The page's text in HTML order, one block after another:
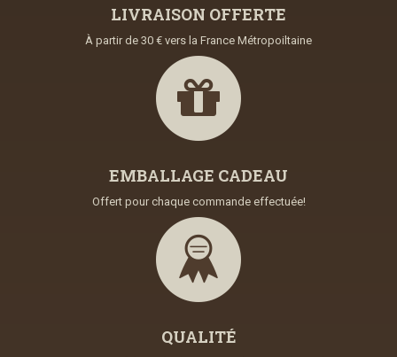
LIVRAISON OFFERTE
À partir de 30 € vers la France Métropoiltaine
EMBALLAGE CADEAU
Offert pour chaque commande effectuée!
QUALITÉ